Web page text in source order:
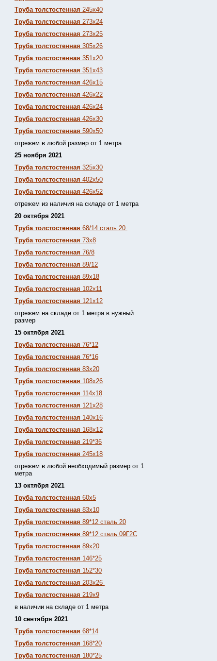
Труба толстостенная 245х40
Труба толстостенная 273х24
Труба толстостенная 273х25
Труба толстостенная 305х26
Труба толстостенная 351х20
Труба толстостенная 351х43
Труба толстостенная 426х15
Труба толстостенная 426х22
Труба толстостенная 426х24
Труба толстостенная 426х30
Труба толстостенная 590х50
отрежем в любой размер от 1 метра
25 ноября 2021
Труба толстостенная 325х30
Труба толстостенная 402х50
Труба толстостенная 426х52
отрежем из наличия на складе от 1 метра
20 октября 2021
Труба толстостенная 68/14 сталь 20
Труба толстостенная 73х8
Труба толстостенная 76/8
Труба толстостенная 89/12
Труба толстостенная 89х18
Труба толстостенная 102х11
Труба толстостенная 121х12
отрежем на складе от 1 метра в нужный
размер
15 октября 2021
Труба толстостенная 76*12
Труба толстостенная 76*16
Труба толстостенная 83х20
Труба толстостенная 108х26
Труба толстостенная 114х18
Труба толстостенная 121х28
Труба толстостенная 140х16
Труба толстостенная 168х12
Труба толстостенная 219*36
Труба толстостенная 245х18
отрежем в любой необходимый размер от 1
метра
13 октября 2021
Труба толстостенная 60х5
Труба толстостенная 83х10
Труба толстостенная 89*12 сталь 20
Труба толстостенная 89*12 сталь 09Г2С
Труба толстостенная 89х20
Труба толстостенная 146*25
Труба толстостенная 152*30
Труба толстостенная 203х26
Труба толстостенная 219х9
в наличии на складе от 1 метра
10 сентября 2021
Труба толстостенная 68*14
Труба толстостенная 168*20
Труба толстостенная 180*25